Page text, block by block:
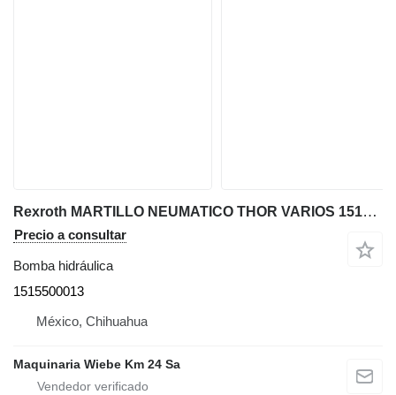
Rexroth MARTILLO NEUMATICO THOR VARIOS 1515500013 bomba hidráulica para maquinaria de construcción
Precio a consultar
Bomba hidráulica
1515500013
México, Chihuahua
Maquinaria Wiebe Km 24 Sa